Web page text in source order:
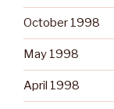
October 1998
May 1998
April 1998